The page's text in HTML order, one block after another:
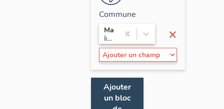
×
Commune
Mantes-la-Jolie
Île-de-France / Yvelines
Ajouter
un bloc